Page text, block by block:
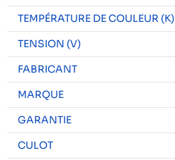
TEMPÉRATURE DE COULEUR (K)
TENSION (V)
FABRICANT
MARQUE
GARANTIE
CULOT